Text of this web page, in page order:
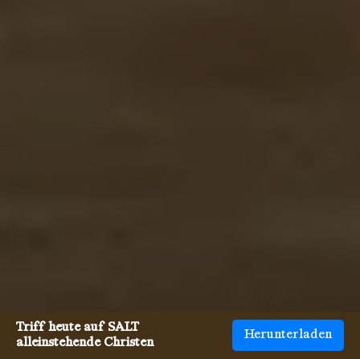
Triff heute auf SALT
alleinstehende Christen
Herunterladen